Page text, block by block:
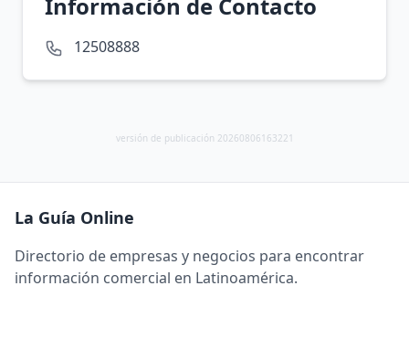
12508888
versión de publicación 20260806163221
La Guía Online
Directorio de empresas y negocios para encontrar
información comercial en Latinoamérica.